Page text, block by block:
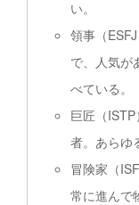
い。
領事（
で、人気が
べている。
巨匠（
者。あらゆ
冒険家（
常に進んで